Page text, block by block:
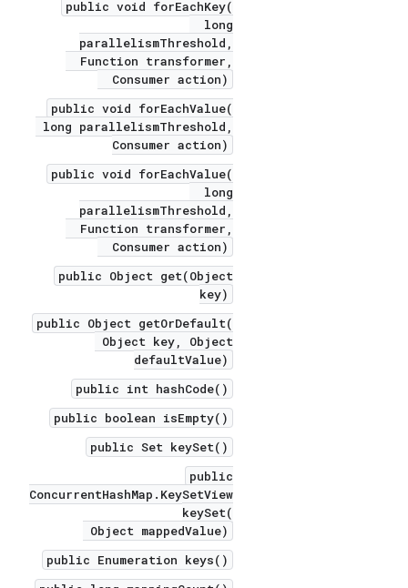
public void forEachKey(
long
parallelismThreshold,
Function transformer,
Consumer action)
public void forEachValue(
long parallelismThreshold,
Consumer action)
public void forEachValue(
long
parallelismThreshold,
Function transformer,
Consumer action)
public Object get(Object
key)
public Object getOrDefault(
Object key, Object
defaultValue)
public int hashCode()
public boolean isEmpty()
public Set keySet()
public
ConcurrentHashMap.KeySetView
keySet(
Object mappedValue)
public Enumeration keys()